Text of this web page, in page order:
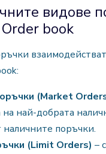
видове
book
(Market
на най-добрата
наличните поръчки.
(Limit Orders) – с